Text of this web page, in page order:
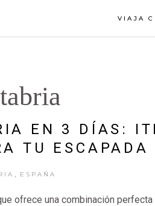
VIAJA
EN 3 DÍAS:
TU ESCAPADA
ESPAÑA
ofrece una combinación